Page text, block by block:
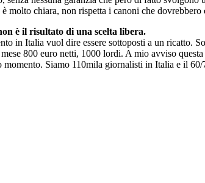
chiara, non rispetta i canoni che
è il risultato di una scelta libera.
in Italia vuol dire essere sottoposti a un ricatto.
800 euro netti, 1000 lordi. A mio avviso
Siamo 110mila giornalisti in Italia e il